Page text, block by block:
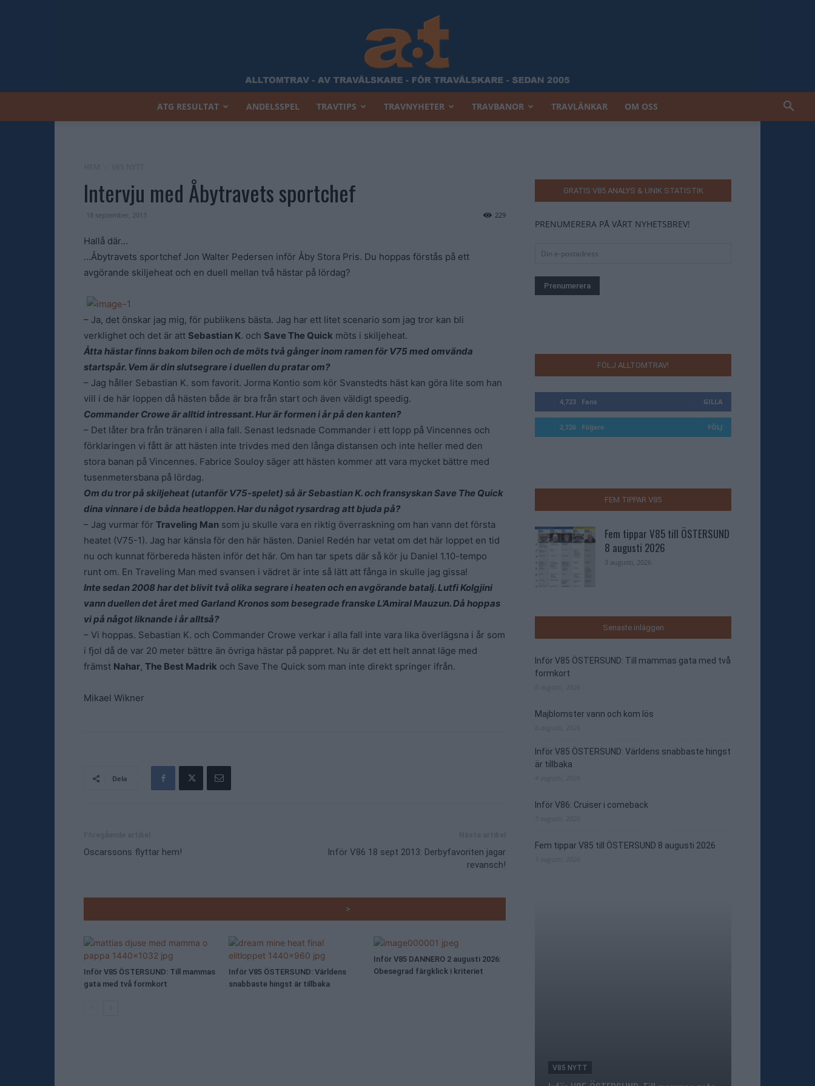
ATG RESULTAT ANDELSSPEL TRAVTIPS TRAVNYHETER TRAVBANOR TRAVLÄNKAR OM OSS
Intervju med Åbytravets sportchef
18 september, 2013 229
Hallå där…
…Åbytravets sportchef Jon Walter Pedersen inför Åby Stora Pris. Du hoppas förstås på ett
avgörande skiljeheat och en duell mellan två hästar på lördag?
– Ja, det önskar jag mig, för publikens bästa. Jag har ett litet scenario som jag tror kan bli
verklighet och det är att Sebastian K. och Save The Quick möts i skiljeheat.
Åtta hästar finns bakom bilen och de möts två gånger inom ramen för V75 med omvända
startspår. Vem är din slutsegrare i duellen du pratar om?
– Jag håller Sebastian K. som favorit. Jorma Kontio som kör Svanstedts häst kan göra lite som han
vill i de här loppen då hästen både är bra från start och även väldigt speedig.
Commander Crowe är alltid intressant. Hur är formen i år på den kanten?
– Det låter bra från tränaren i alla fall. Senast ledsnade Commander i ett lopp på Vincennes och
förklaringen vi fått är att hästen inte trivdes med den långa distansen och inte heller med den
stora banan på Vincennes. Fabrice Souloy säger att hästen kommer att vara mycket bättre med
tusenmetersbana på lördag.
Om du tror på skiljeheat (utanför V75-spelet) så är Sebastian K. och fransyskan Save The Quick
dina vinnare i de båda heatloppen. Har du något rysardrag att bjuda på?
– Jag vurmar för Traveling Man som ju skulle vara en riktig överraskning om han vann det första
heatet (V75-1). Jag har känsla för den här hästen. Daniel Redén har vetat om det här loppet en tid
nu och kunnat förbereda hästen inför det här. Om han tar spets där så kör ju Daniel 1.10-tempo
runt om. En Traveling Man med svansen i vädret är inte så lätt att fånga in skulle jag gissa!
Inte sedan 2008 har det blivit två olika segrare i heaten och en avgörande batalj. Lutfi Kolgjini
vann duellen det året med Garland Kronos som besegrade franske L’Amiral Mauzun. Då hoppas
vi på något liknande i år alltså?
– Vi hoppas. Sebastian K. och Commander Crowe verkar i alla fall inte vara lika överlägsna i år som
i fjol då de var 20 meter bättre än övriga hästar på pappret. Nu är det ett helt annat läge med
främst Nahar, The Best Madrik och Save The Quick som man inte direkt springer ifrån.
Mikael Wikner
Dela
Oscarssons flyttar hem!
Inför V86 18 sept 2013: Derbyfavoriten jagar
revansch!
>
Inför V85 ÖSTERSUND: Till mammas
gata med två formkort
Inför V85 ÖSTERSUND: Världens
snabbaste hingst är tillbaka
Inför V85 DANNERO 2 augusti 2026:
Obesegrad färgklick i kriteriet
GRATIS V85 ANALYS & UNIK STATISTIK
PRENUMERERA PÅ VÅRT NYHETSBREV!
FÖLJ ALLTOMTRAV!
4,723 Fans GILLA
2,726 Följare FÖLJ
FEM TIPPAR V85
Fem tippar V85 till ÖSTERSUND
8 augusti 2026
3 augusti, 2026
Senaste inläggen
Inför V85 ÖSTERSUND: Till mammas gata med två
formkort
Majblomster vann och kom lös
Inför V85 ÖSTERSUND: Världens snabbaste hingst
är tillbaka
Inför V86: Cruiser i comeback
Fem tippar V85 till ÖSTERSUND 8 augusti 2026
V85 NYTT